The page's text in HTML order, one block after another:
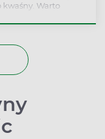
kwaśny. Warto
C, A i K oraz